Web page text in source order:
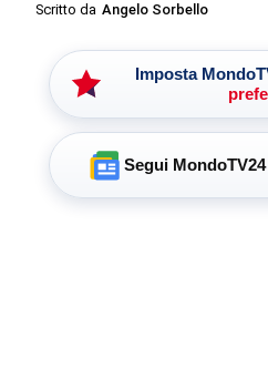
Scritto da Angelo Sorbello
Imposta
Segui